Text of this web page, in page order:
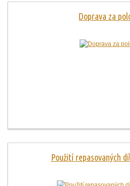
Doprava za
Použití repasovaných